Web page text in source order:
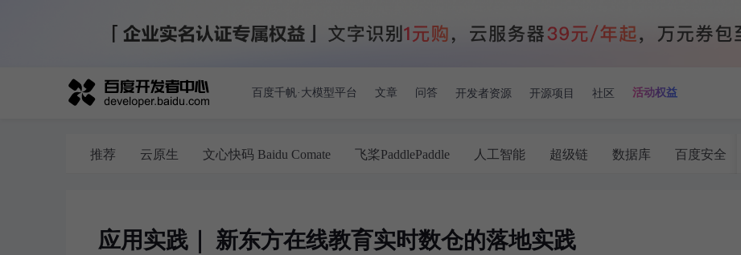
百度千帆·大模型平台 文章 问答 开发者资源 开源项目 社区 活动权益
推荐 云原生 文心快码 Baidu Comate 飞桨PaddlePaddle 人工智能 超级链 数据库 百度安全
应用实践｜ 新东方在线教育实时数仓的落地实践